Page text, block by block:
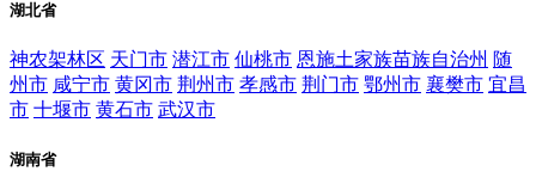
湖北省
神农架林区 天门市 潜江市 仙桃市 恩施土家族苗族自治州 随
州市 咸宁市 黄冈市 荆州市 孝感市 荆门市 鄂州市 襄樊市 宜昌
市 十堰市 黄石市 武汉市
湖南省